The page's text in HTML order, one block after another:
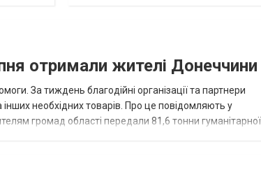
отримали жителі Донеччини
За тиждень благодійні організації та партнери
інших необхідних товарів. Про це повідомляють у
громад області передали 81,6 тонни гуманітарної